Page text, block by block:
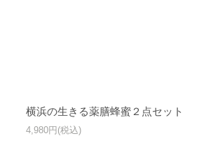
横浜の生きる薬膳蜂蜜２点セット
4,980円(税込)